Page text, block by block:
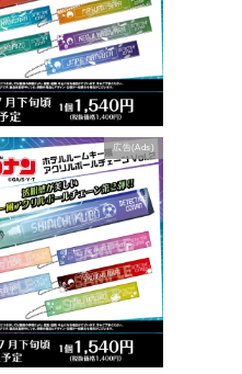
広告(Ads)